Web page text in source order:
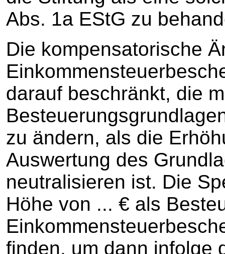
Abs. 1a EStG zu
Die kompensatorische
darauf beschränkt, die
zu ändern, als die
Auswertung des
neutralisieren ist. Die
Höhe von ... € als
finden, um dann infolge